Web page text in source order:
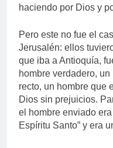
haciendo por Dios y
Pero este no fue el
Jerusalén: ellos
que iba a Antioquía,
hombre verdadero,
recto, un hombre que
Dios sin prejuicios.
el hombre enviado era
Espíritu Santo” y era